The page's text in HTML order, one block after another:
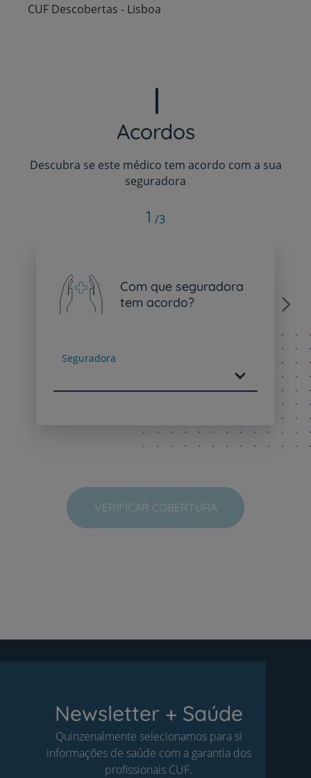
CUF Descobertas - Lisboa
Acordos
Descubra se este médico tem acordo com a sua
seguradora
Com que seguradora
tem acordo?
Seguradora
Next
1 /3
VERIFICAR COBERTURA
Newsletter + Saúde
Quinzenalmente selecionamos para si
informações de saúde com a garantia dos
profissionais CUF.